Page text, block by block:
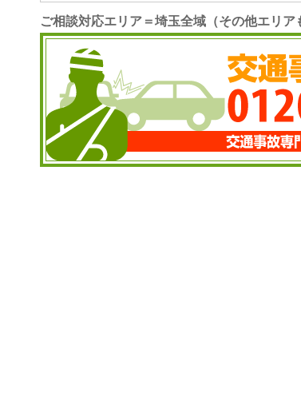
ご相談対応エリア＝埼玉全域（その他エリア